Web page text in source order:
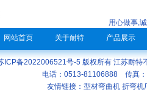
用心做事,
网站首页
关于耐特 产品展示
ICP备2022006521号-5版权所有 江苏耐特
电话：0513-81106888 传真
友情链接： 型材弯曲机 折弯机